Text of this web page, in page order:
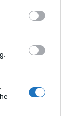
– az MTI
és
„kényszerű
elnöke